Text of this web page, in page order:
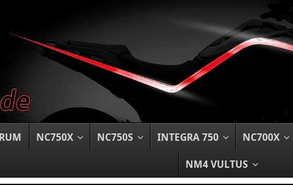
Springe
zum
Inhalt
NC750X NC750S INTEGRA 750 NC700X
NM4 VULTUS